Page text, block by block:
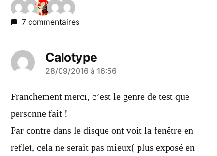
7 commentaires
Calotype
a
dit :
28/09/2016 à 16:56
Franchement merci, c’est le genre de test que
personne fait !
Par contre dans le disque ont voit la fenêtre en
reflet, cela ne serait pas mieux( plus exposé en